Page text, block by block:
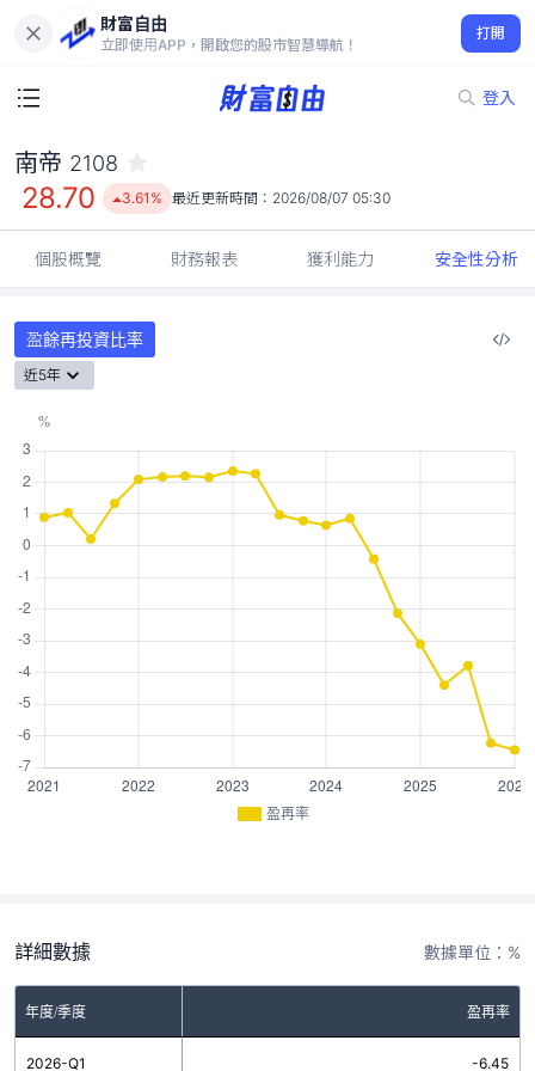
財富自由
立即使用APP，開啟您的股市智慧導航！
打開
登入
28.70
3.61%
南帝 2108
28.70 3.61% 最近更新時間： 2026/08/07 05:30
個股概覽 財務報表 獲利能力 安全性分析
盈餘再投資比率
近5年
盈再率
詳細數據 數據單位：%
年度/季度 盈再率
2026-Q1 -6.45